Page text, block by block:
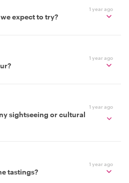
1 year ago
expect to try?
1 year ago
1 year ago
sightseeing or cultural
1 year ago
tastings?